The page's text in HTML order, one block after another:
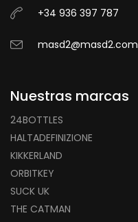
+34 936 397 787
masd2@masd2.com
Nuestras marcas
24BOTTLES
HALTADEFINIZIONE
KIKKERLAND
ORBITKEY
SUCK UK
THE CATMAN